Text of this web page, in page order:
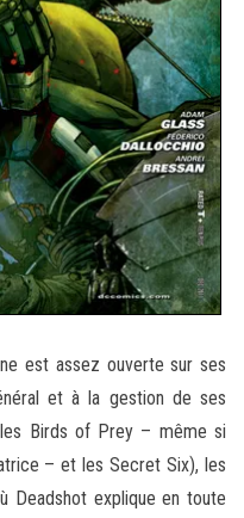
est assez ouverte sur ses
et à la gestion de ses
Birds of Prey – même si
– et les Secret Six), les
Deadshot explique en toute